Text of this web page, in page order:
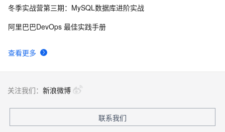
著录
查看更多
冬季实战营第三期：MySQL数据库进阶实战
阿里巴巴DevOps 最佳实践手册
关注我们： 新浪微博
联系我们